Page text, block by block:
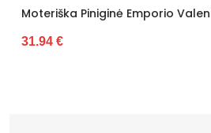
Emporio Valentini (GG144)